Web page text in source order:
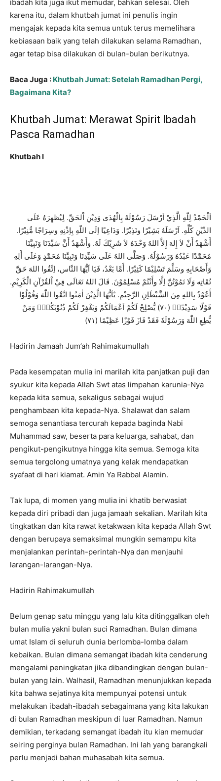
ibadah kita juga ikut memudar, bahkan selesai. Oleh
karena itu, dalam khutbah jumat ini penulis ingin
mengajak kepada kita semua untuk terus memelihara
kebiasaan baik yang telah dilakukan selama Ramadhan,
agar tetap bisa dilakukan di bulan-bulan berikutnya.
Baca Juga : Khutbah Jumat: Setelah Ramadhan Pergi,
Bagaimana Kita?
Khutbah Jumat: Merawat Spirit Ibadah
Pasca Ramadhan
Khutbah I
اَلْحَمْدُ لله الّذِيْ اَرْسَلَ رَسُوْلَه بِالْهُدى وَدِيْنِ اْلحَق. لِيُظهِرَه عَلَى
الدِّيْنِ كُلِّه. اَرْسَلَه بَشِيْرًا ونَذِيْرًا. وَدَاعِيًا اِلَى اللّهِ بِاِذْنِه وسِرَاجًا مُّنِيْرًا.
أَشْهَدُ أَنْ لاَ إِلهَ إِلاَّ اللهُ وَحْدَهُ لاَ شَرِيْكَ لَهُ. وأَشْهَدُ أَنَّ سَيِّدَنَا وَنَبِيَّنَا
مُحَمَّدًا عَبْدُهُ وَرَسُوْلُهُ. وَصَلَّى اللهُ عَلَى سَيِّدِنَا وَنَبِيِّنَا مُحَمَّدٍ وَعَلى ألِهِ
وَأَصْحَابِهِ وسَلَّمَ تَسْلِيْمًا كَثِيْرًا. أَمَّا بَعْدُ، فَيَا اَيُّهَا النَّاس، اِتَّقُوا الله حَقَّ
تُقَاتِه وَلَا تَمُوْتُنَّ اِلَّا وأَنْتُمْ مُسْلِمُوْنَ. قَالَ اللهُ تَعَالَى فِيْ اْلقُرْآنِ الْكَرِيْمِ.
أَعُوْذُ بِاللهِ مِنَ الشَّيْطَاِن الرَّجِيْمِ. ياَيُّهَا الَّذِيْنَ امَنُوا اتَّقُوا اللّهَ وَقُوْلُوْا
قَوْلًا سَدِيْدًا ( ٧٠) يُّصْلِحْ لَكُمْ اَعْمَالَكُمْ وَيَغْفِرْ لَكُمْ ذُنُوْبَكُمْ وَمَنْ
يُّطِعِ اللّهَ وَرَسُوْلَه فَقَدْ فَازَ فَوْزًا عَظِيْمًا (٧١)
Hadirin Jamaah Jum’ah Rahimakumullah
Pada kesempatan mulia ini marilah kita panjatkan puji dan
syukur kita kepada Allah Swt atas limpahan karunia-Nya
kepada kita semua, sekaligus sebagai wujud
penghambaan kita kepada-Nya. Shalawat dan salam
semoga senantiasa tercurah kepada baginda Nabi
Muhammad saw, beserta para keluarga, sahabat, dan
pengikut-pengikutnya hingga kita semua. Semoga kita
semua tergolong umatnya yang kelak mendapatkan
syafaat di hari kiamat. Amin Ya Rabbal Alamin.
Tak lupa, di momen yang mulia ini khatib berwasiat
kepada diri pribadi dan juga jamaah sekalian. Marilah kita
tingkatkan dan kita rawat ketakwaan kita kepada Allah Swt
dengan berupaya semaksimal mungkin semampu kita
menjalankan perintah-perintah-Nya dan menjauhi
larangan-larangan-Nya.
Hadirin Rahimakumullah
Belum genap satu minggu yang lalu kita ditinggalkan oleh
bulan mulia yakni bulan suci Ramadhan. Bulan dimana
umat Islam di seluruh dunia berlomba-lomba dalam
kebaikan. Bulan dimana semangat ibadah kita cenderung
mengalami peningkatan jika dibandingkan dengan bulan-
bulan yang lain. Walhasil, Ramadhan menunjukkan kepada
kita bahwa sejatinya kita mempunyai potensi untuk
melakukan ibadah-ibadah sebagaimana yang kita lakukan
di bulan Ramadhan meskipun di luar Ramadhan. Namun
demikian, terkadang semangat ibadah itu kian memudar
seiring perginya bulan Ramadhan. Ini lah yang barangkali
perlu menjadi bahan muhasabah kita semua.